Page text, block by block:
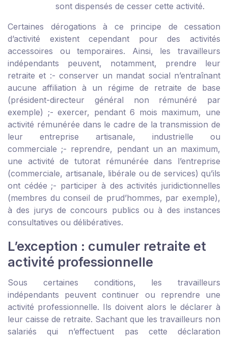
sont dispensés de cesser cette activité.
Certaines dérogations à ce principe de cessation
d’activité existent cependant pour des activités
accessoires ou temporaires. Ainsi, les travailleurs
indépendants peuvent, notamment, prendre leur
retraite et :- conserver un mandat social n’entraînant
aucune affiliation à un régime de retraite de base
(président-directeur général non rémunéré par
exemple) ;- exercer, pendant 6 mois maximum, une
activité rémunérée dans le cadre de la transmission de
leur entreprise artisanale, industrielle ou
commerciale ;- reprendre, pendant un an maximum,
une activité de tutorat rémunérée dans l’entreprise
(commerciale, artisanale, libérale ou de services) qu’ils
ont cédée ;- participer à des activités juridictionnelles
(membres du conseil de prud’hommes, par exemple),
à des jurys de concours publics ou à des instances
consultatives ou délibératives.
L’exception : cumuler retraite et
activité professionnelle
Sous certaines conditions, les travailleurs
indépendants peuvent continuer ou reprendre une
activité professionnelle. Ils doivent alors le déclarer à
leur caisse de retraite. Sachant que les travailleurs non
salariés qui n’effectuent pas cette déclaration